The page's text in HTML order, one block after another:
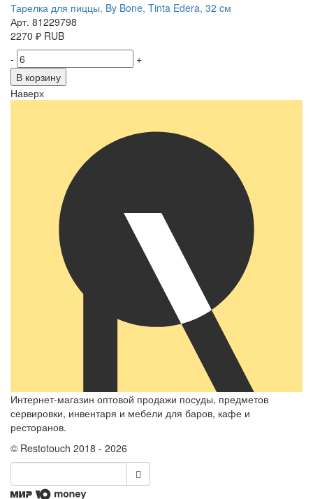
Тарелка для пиццы, By Bone, Tinta Edera, 32 cм
Арт. 81229798
2270 ₽ RUB
-
+
В корзину
Наверх
Интернет-магазин оптовой продажи посуды, предметов
сервировки, инвентаря и мебели для баров, кафе и
ресторанов.
© Restotouch 2018 - 2026